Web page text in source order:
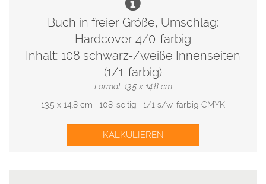
Buch in freier Größe, Umschlag:
Hardcover 4/0-farbig
Inhalt: 108 schwarz-/weiße Innenseiten
(1/1-farbig)
Format: 13.5 x 14.8 cm
13.5 x 14.8 cm | 108-seitig | 1/1 s/w-farbig CMYK
KALKULIEREN